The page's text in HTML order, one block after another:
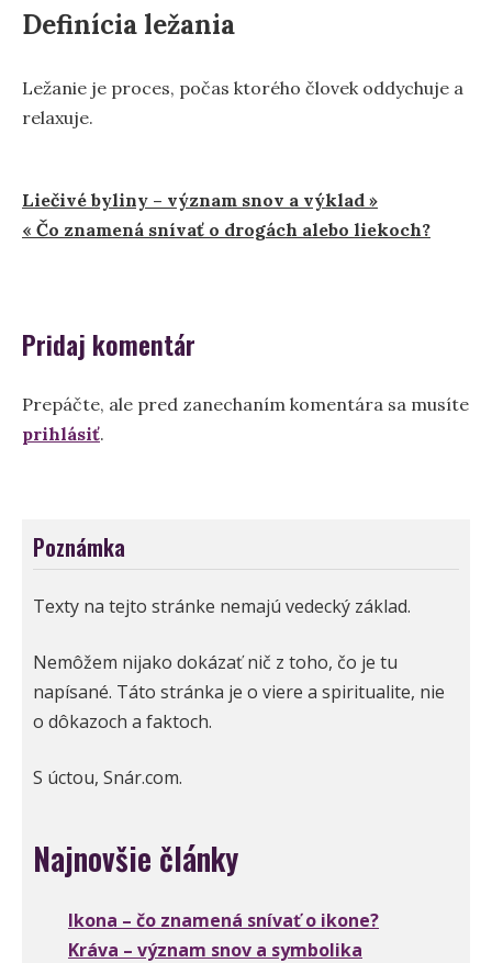
Definícia ležania
Ležanie je proces, počas ktorého človek oddychuje a
relaxuje.
Navigácia
v
Liečivé byliny – význam snov a výklad »
« Čo znamená snívať o drogách alebo liekoch?
Pridaj komentár
Prepáčte, ale pred zanechaním komentára sa musíte
prihlásiť.
Poznámka
Texty na tejto stránke nemajú vedecký základ.
Nemôžem nijako dokázať nič z toho, čo je tu
napísané. Táto stránka je o viere a spiritualite, nie
o dôkazoch a faktoch.
S úctou, Snár.com.
Najnovšie články
Ikona – čo znamená snívať o ikone?
Kráva – význam snov a symbolika